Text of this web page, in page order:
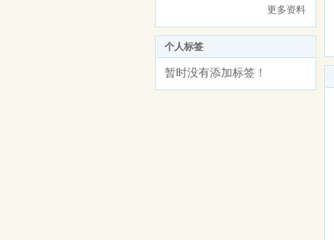
更多资料
个人标签
暂时没有添加标签！